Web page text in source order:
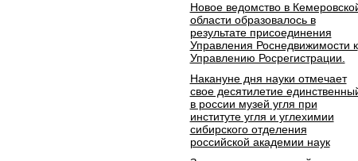
Новое ведомство в
области образовалось в
результате присоединения
Управления Роснедвижимости к
Управлению Росрегистрации.
Накануне дня науки отмечает
свое десятилетие
в россии музей угля при
институте угля и углехимии
сибирского отделения
российской академии наук